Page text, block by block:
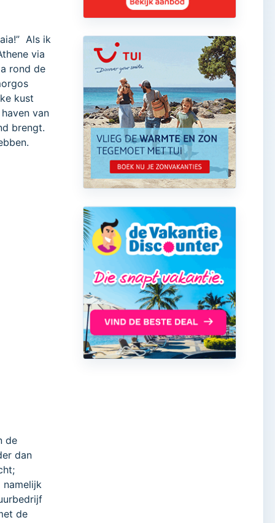
Als ik
via
rond de
kust
van
brengt.
de
dan
namelijk
de